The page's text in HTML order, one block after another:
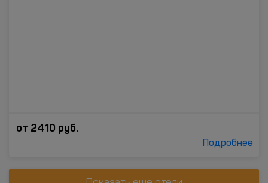
от 2410 руб.
Подробнее